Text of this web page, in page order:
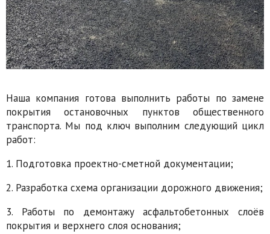
Наша компания готова выполнить работы по замене
покрытия остановочных пунктов общественного
транспорта. Мы под ключ выполним следующий цикл
работ:
1. Подготовка проектно-сметной документации;
2. Разработка схема организации дорожного движения;
3. Работы по демонтажу асфальтобетонных слоёв
покрытия и верхнего слоя основания;